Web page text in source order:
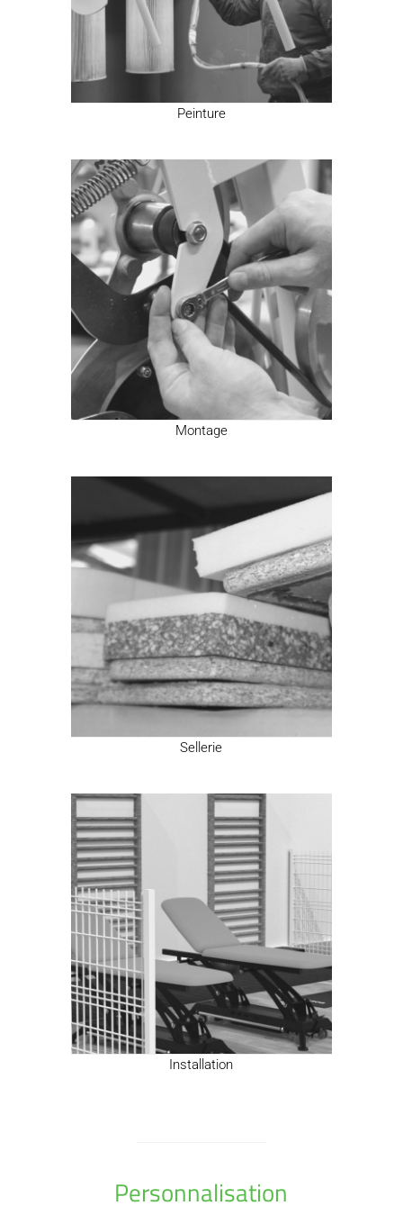
Peinture
Montage
Sellerie
Installation
Personnalisation